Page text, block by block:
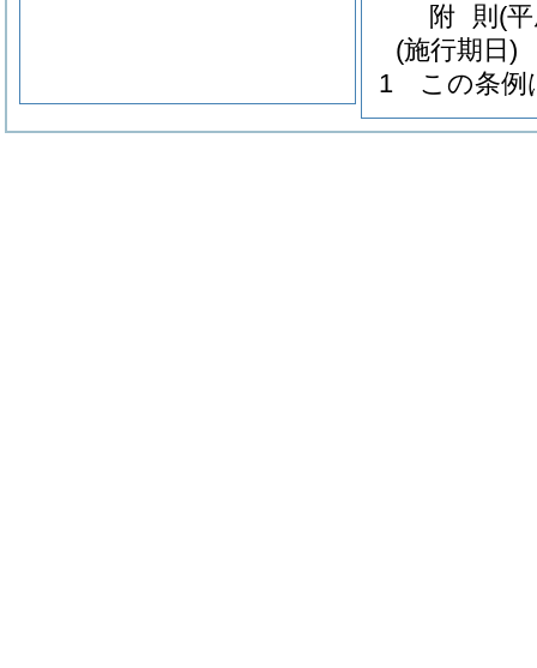
附 則 (
(施行期日)
1
この条例